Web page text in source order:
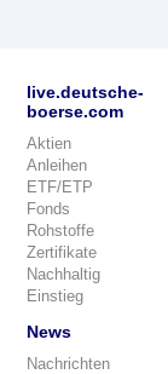
live.deutsche-
boerse.com
Aktien
Anleihen
ETF/ETP
Fonds
Rohstoffe
Zertifikate
Nachhaltig
Einstieg
News
Nachrichten